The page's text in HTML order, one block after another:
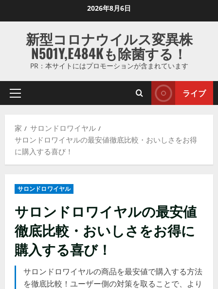
ス
ッ
2026年8月6日
新型コロナウイルス変異株
N501Y,E484Kも除菌する！
PR：本サイトにはプロモーションが含まれています
プ
マ
リ
メ
ー
ライブ
家
サロンドロワイヤル
サロンドロワイヤルの最安値徹底比較・おいしさをお得
に購入する喜び！
サロンドロワイヤル
サロンドロワイヤルの最安値
徹底比較・おいしさをお得に
購入する喜び！
サロンドロワイヤルの商品を最安値で購入する方法
を徹底比較！ユーザー側の対策を取ることで、より